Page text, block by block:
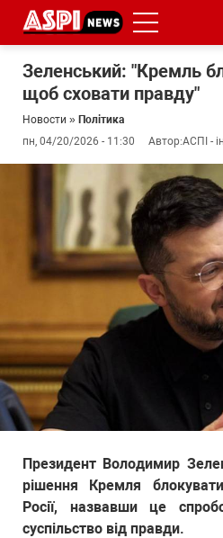
Зеленський: "Кремль
щоб сховати правду"
Новости » Політика
пн, 04/20/2026 - 11:30
Автор:АСПІ -
Президент Володимир
рішення Кремля
Росії, назвавши це
суспільство від правди.
#боротьба
корупцією
#гфс